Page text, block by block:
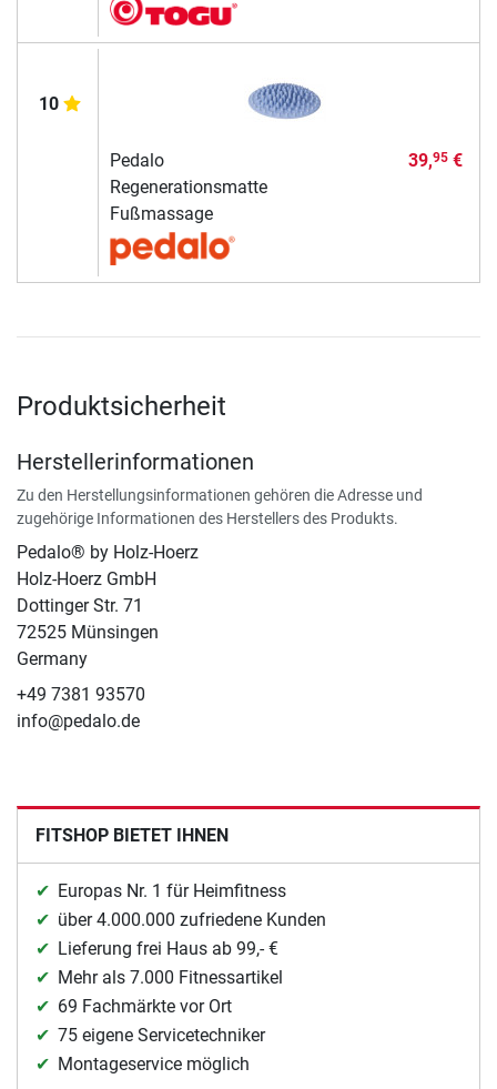
10
Pedalo
Regenerationsmatte
Fußmassage
39,95€
Produktsicherheit
Herstellerinformationen
Zu den Herstellungsinformationen gehören die Adresse und
zugehörige Informationen des Herstellers des Produkts.
Pedalo® by Holz-Hoerz
Holz-Hoerz GmbH
Dottinger Str. 71
72525 Münsingen
Germany
+49 7381 93570
info@pedalo.de
FITSHOP BIETET IHNEN
Europas Nr. 1 für Heimfitness
über 4.000.000 zufriedene Kunden
Lieferung frei Haus ab 99,- €
Mehr als 7.000 Fitnessartikel
69 Fachmärkte vor Ort
75 eigene Servicetechniker
Montageservice möglich